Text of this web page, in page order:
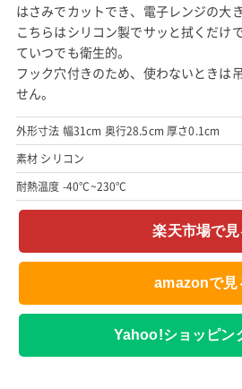
はさみでカットでき、電子レンジの大
こちらはシリコン製でサッと拭くだけ
ていつでも衛生的。
フック穴付きのため、使わないときは
せん。
外形寸法 幅31cm 奥行28.5cm 厚さ0.1cm
素材 シリコン
耐熱温度 -40°C~230°C
楽天市場で見
amazonで見
Yahoo!ショッピン